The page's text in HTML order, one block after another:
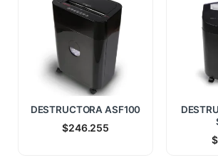
DESTRUCTORA ASF100
$246.255
$